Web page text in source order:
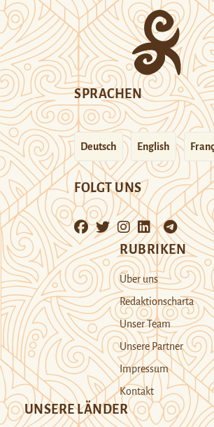
SPRACHEN
Deutsch English
FOLGT UNS
RUBRIKEN
Über uns
Redaktionscharta
Unser Team
Unsere Partner
Impressum
Kontakt
UNSERE LÄNDER